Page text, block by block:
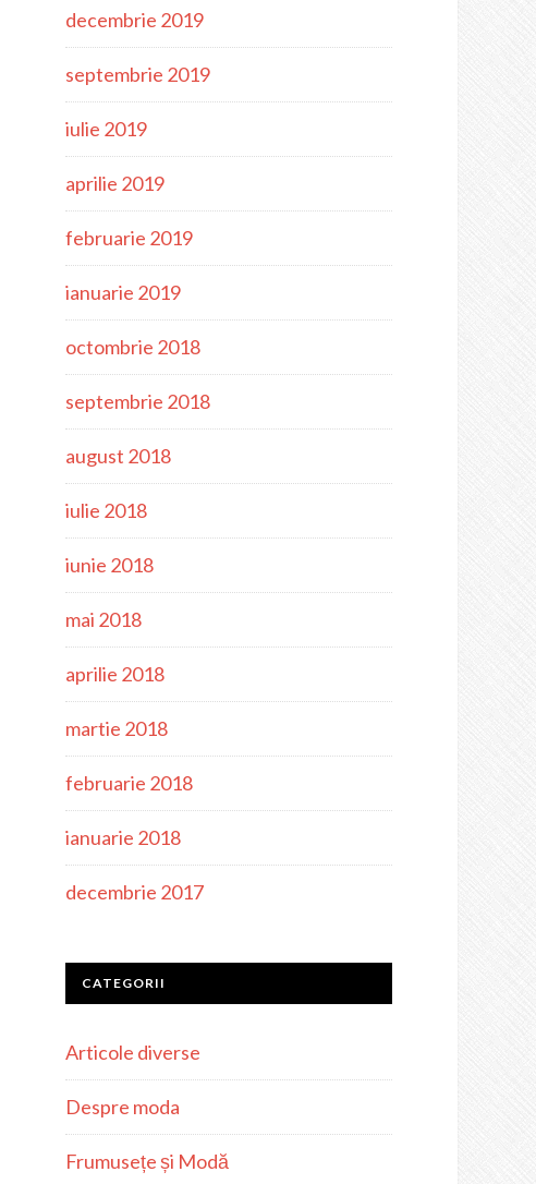
decembrie 2019
septembrie 2019
iulie 2019
aprilie 2019
februarie 2019
ianuarie 2019
octombrie 2018
septembrie 2018
august 2018
iulie 2018
iunie 2018
mai 2018
aprilie 2018
martie 2018
februarie 2018
ianuarie 2018
decembrie 2017
CATEGORII
Articole diverse
Despre moda
Frumusețe și Modă